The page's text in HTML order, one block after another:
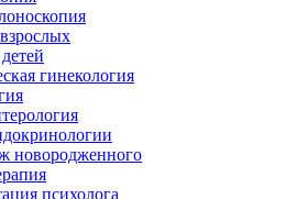
гинекология
новородженного
психолога